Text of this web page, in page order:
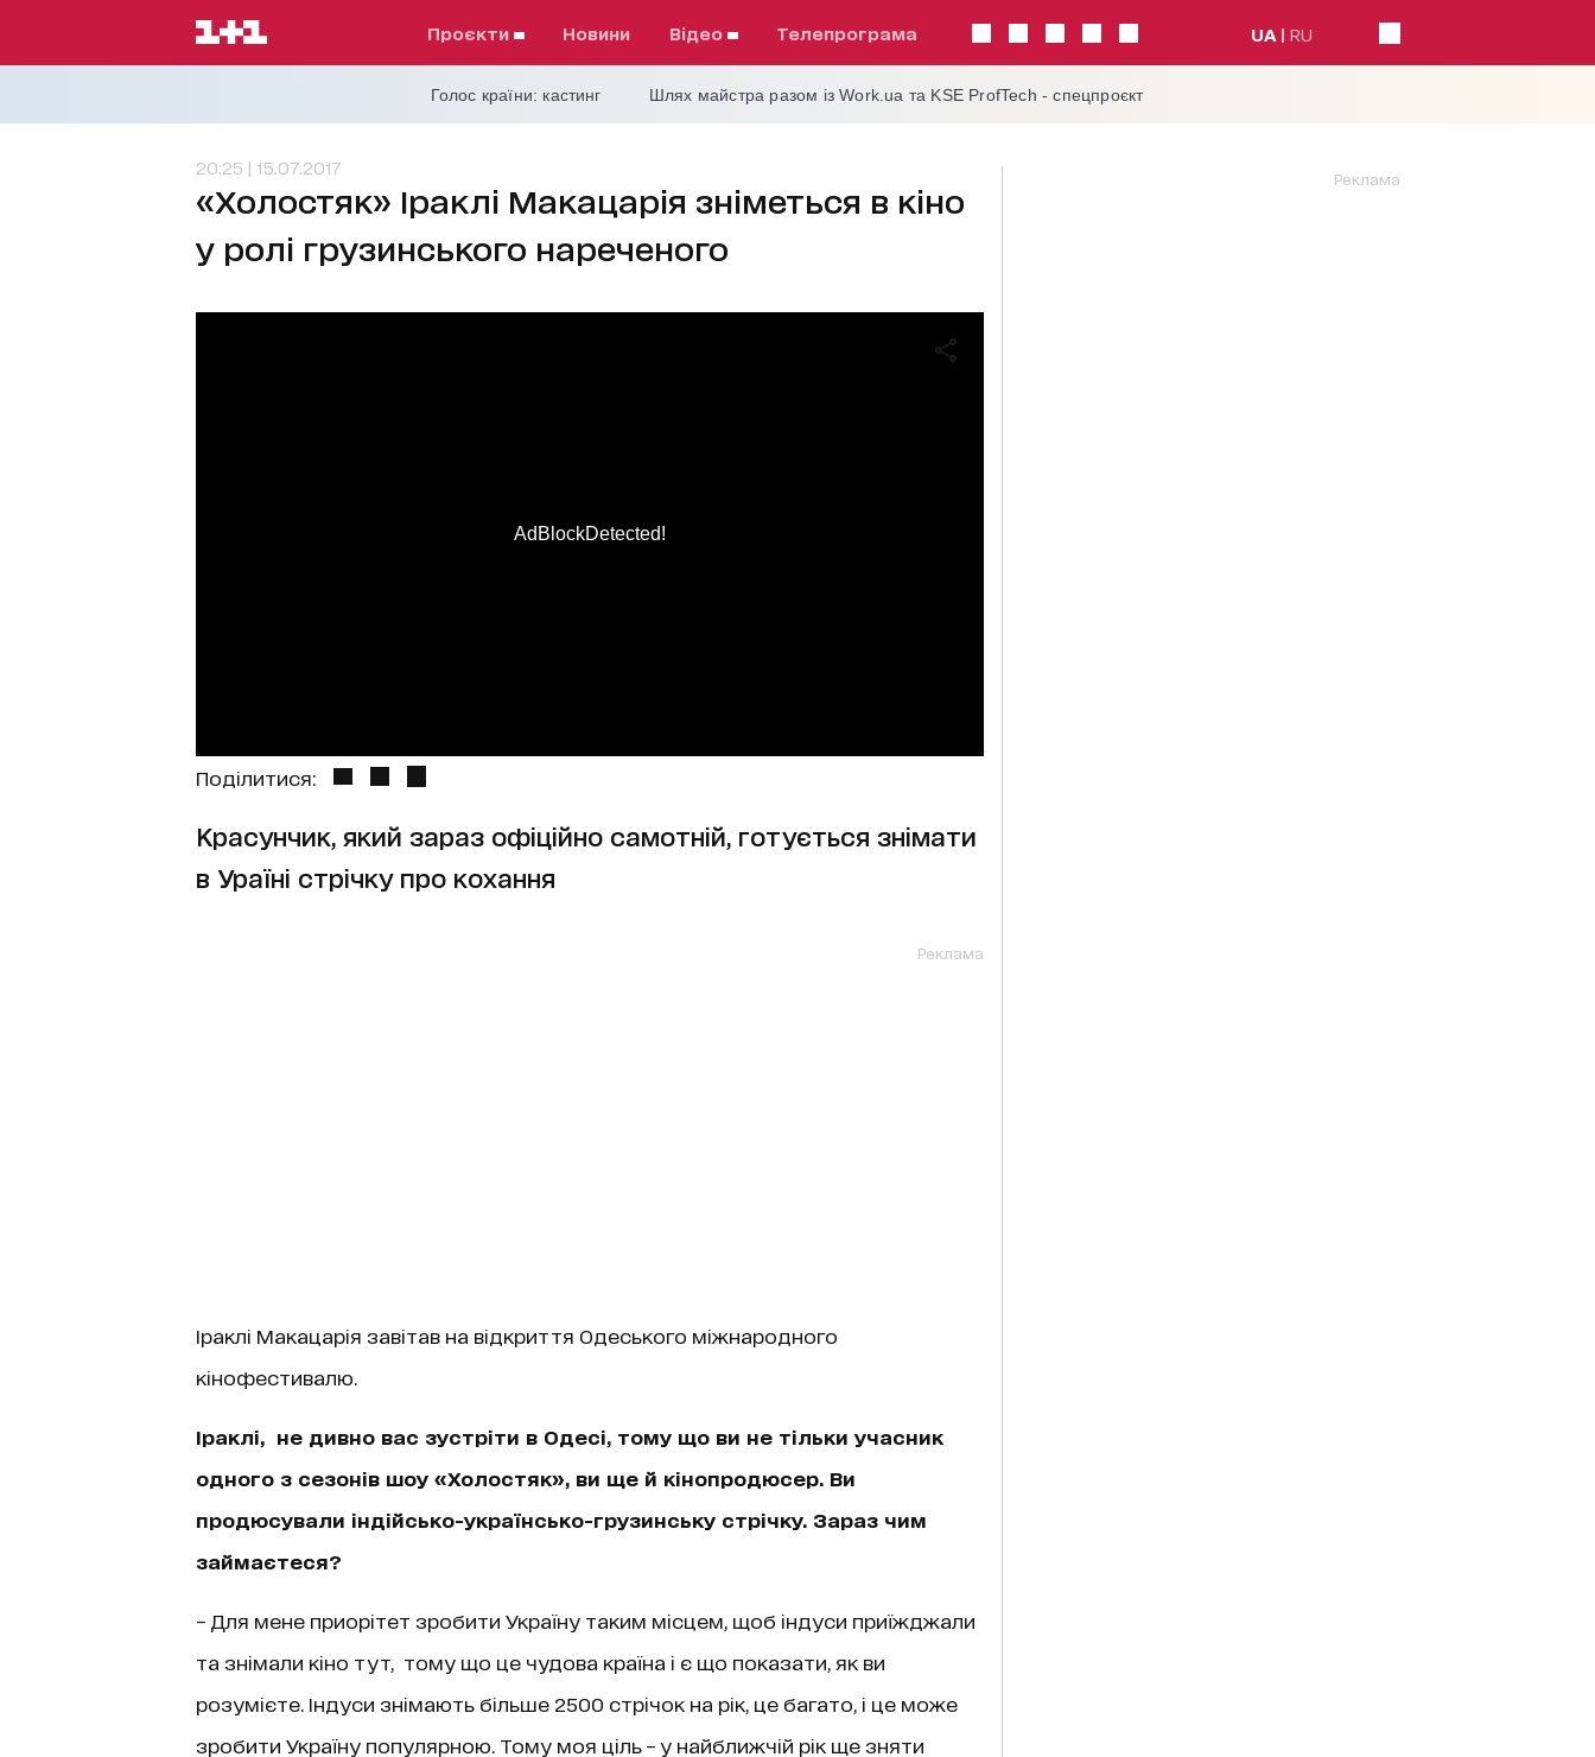
проєкти Новини відео телепрограма UA RU
Голос країни: кастинг Шлях майстра разом із Work.ua та KSE ProfTech - спецпроєкт
20:25 | 15.07.2017
«Холостяк» Іраклі Макацарія зніметься в кіно
у ролі грузинського нареченого
AdBlockDetected!
Поділитися:
Красунчик, який зараз офіційно самотній, готується знімати
в Ураїні стрічку про кохання
Реклама
Іраклі Макацарія завітав на відкриття Одеського міжнародного
кінофестивалю.
Іраклі, не дивно вас зустріти в Одесі, тому що ви не тільки учасник
одного з сезонів шоу «Холостяк», ви ще й кінопродюсер. Ви
продюсували індійсько-українсько-грузинську стрічку. Зараз чим
займаєтеся?
– Для мене приорітет зробити Україну таким місцем, щоб індуси приїжджали
та знімали кіно тут, тому що це чудова країна і є що показати, як ви
розумієте. Індуси знімають більше 2500 стрічок на рік, це багато, і це може
зробити Україну популярною. Тому моя ціль – у найближчій рік ще зняти
Реклама